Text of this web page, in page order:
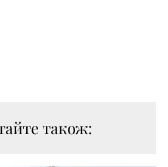
також: